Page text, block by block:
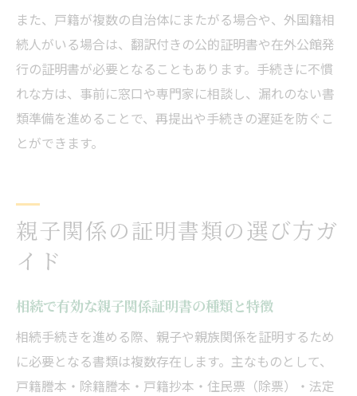
また、戸籍が複数の自治体にまたがる場合や、外国籍相
続人がいる場合は、翻訳付きの公的証明書や在外公館発
行の証明書が必要となることもあります。手続きに不慣
れな方は、事前に窓口や専門家に相談し、漏れのない書
類準備を進めることで、再提出や手続きの遅延を防ぐこ
とができます。
親子関係の証明書類の選び方ガ
イド
相続で有効な親子関係証明書の種類と特徴
相続手続きを進める際、親子や親族関係を証明するため
に必要となる書類は複数存在します。主なものとして、
戸籍謄本・除籍謄本・戸籍抄本・住民票（除票）・法定